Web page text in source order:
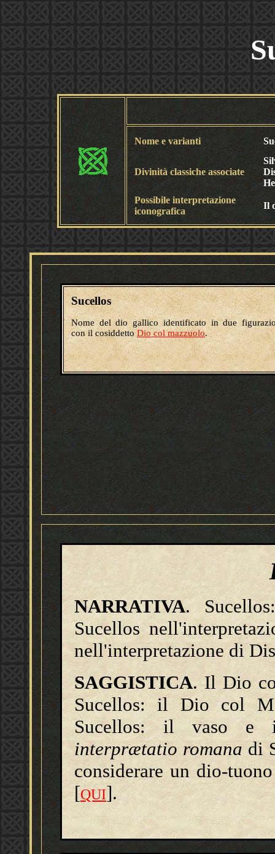
Nome e varianti
Divinità classiche associate
Possibile interpretazione
iconografica
Il
Sucellos
Nome del dio gallico identificato in due
con il cosiddettoDio col mazzuolo.
NARRATIVA.
Sucellos
nell'interpretazione di
SAGGISTICA. Il Dio
Sucellos: il Dio col
Sucellos: il vaso e
interprætatio romanadi
considerare un dio-
[QUI].